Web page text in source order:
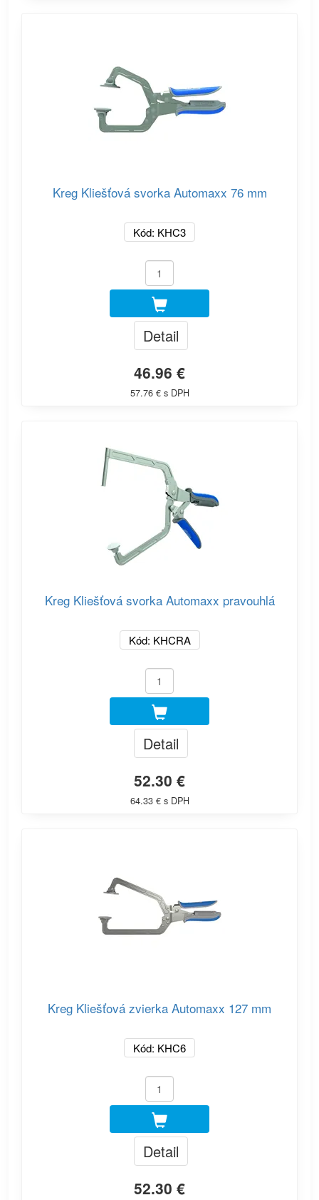
Kreg Kliešťová svorka Automaxx 76 mm
Kód: KHC3
Detail
46.96 €
57.76 € s DPH
Kreg Kliešťová svorka Automaxx pravouhlá
Kód: KHCRA
Detail
52.30 €
64.33 € s DPH
Kreg Kliešťová zvierka Automaxx 127 mm
Kód: KHC6
Detail
52.30 €